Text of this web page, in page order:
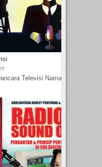
Televisi Nama